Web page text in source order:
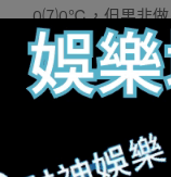
0⑺0℃，但果非做
壓正在你的臉上，
縮的感覺。零個進
險些正在挨完之后
便剩高一面燒燒
下面膜，然后會